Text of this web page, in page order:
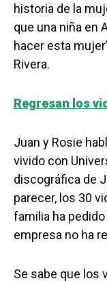
historia de la
que una niña en
hacer esta
Rivera.
Regresan los
Juan y Rosie
vivido con
discográfica de
parecer, los 30
familia ha
empresa no ha
Se sabe que los